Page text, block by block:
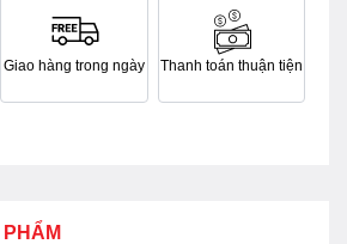
Giao hàng trong ngày Thanh toán thuận tiện